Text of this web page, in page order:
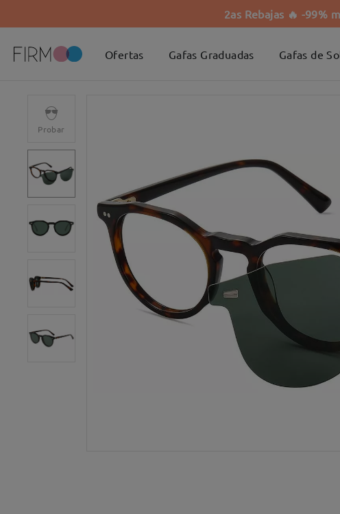
2as Rebajas 🔥 -99%
Ofertas Gafas Graduadas Gafas de
Probar